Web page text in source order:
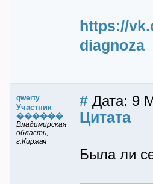
https://
diagnoza
qwerty
Участник
������
Владимирская
область,
г.Киржач
# Дата: 9
Цитата
Была ли